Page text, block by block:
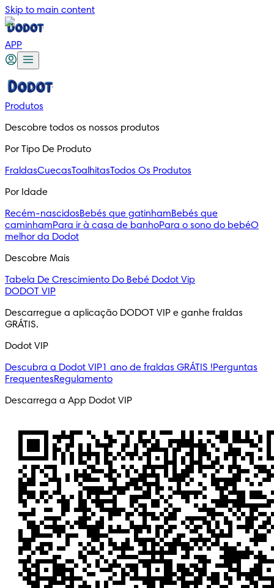
Skip to main content
APP
Produtos
Descobre todos os nossos produtos
Por Tipo De Produto
FraldasCuecasToalhitasTodos Os Produtos
Por Idade
Recém-nascidosBebés que gatinhamBebés que
caminhamPara ir à casa de banhoPara o sono do bebéO
melhor da Dodot
Descobre Mais
Tabela De Crescimiento Do Bebé Dodot Vip
DODOT VIP
Descarregue a aplicação DODOT VIP e ganhe fraldas
GRÁTIS.
Dodot VIP
Descubra a Dodot VIP1 ano de fraldas GRÁTIS !Perguntas
FrequentesRegulamento
Descarrega a App Dodot VIP